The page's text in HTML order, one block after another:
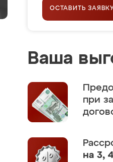
ОСТАВИТЬ ЗАЯВКУ
Ваша
при
на 3,